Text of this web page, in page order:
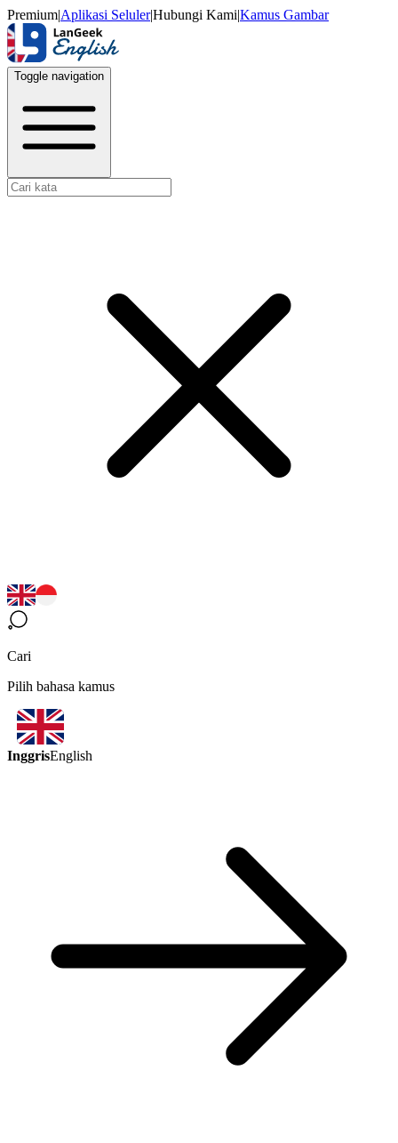
Premium|Aplikasi Seluler|Hubungi Kami|Kamus Gambar
Toggle navigation
Cari
Pilih bahasa kamus
InggrisEnglish